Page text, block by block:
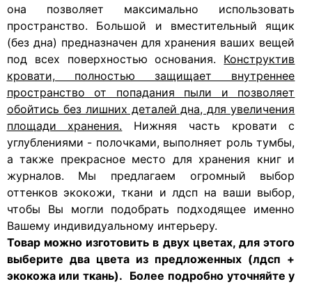
она позволяет максимально использовать
пространство. Большой и вместительный ящик
(без дна) предназначен для хранения ваших вещей
под всех поверхностью основания. Конструктив
кровати, полностью защищает внутреннее
пространство от попадания пыли и позволяет
обойтись без лишних деталей дна, для увеличения
площади хранения. Нижняя часть кровати с
углублениями - полочками, выполняет роль тумбы,
а также прекрасное место для хранения книг и
журналов. Мы предлагаем огромный выбор
оттенков экокожи, ткани и лдсп на ваши выбор,
чтобы Вы могли подобрать подходящее именно
Вашему индивидуальному интерьеру.
Товар можно изготовить в двух цветах, для этого
выберите два цвета из предложенных (лдсп +
экокожа или ткань). Более подробно уточняйте у